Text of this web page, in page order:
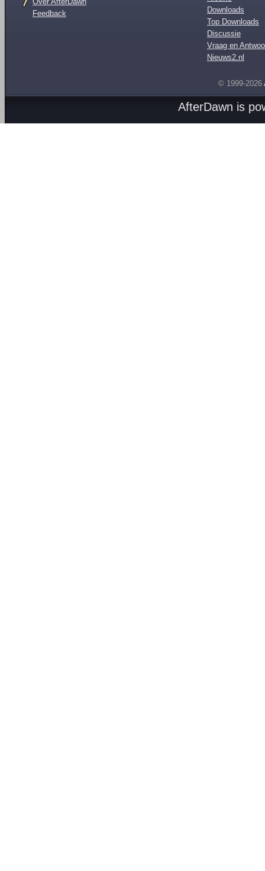
Feedback
Downloads
Top Downloads
Discussie
Vraag en
Nieuws2.nl
© 1999-2026
AfterDawn is